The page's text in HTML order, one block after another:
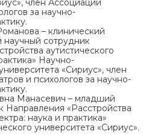
член Ассоциации
за научно-
– клинический
научный сотрудник
аутистического
Научно-
«Сириус», член
и психологов за научно-
Манасевич – младший
Направления «Расстройства
наука и практика»
университета «Сириус».